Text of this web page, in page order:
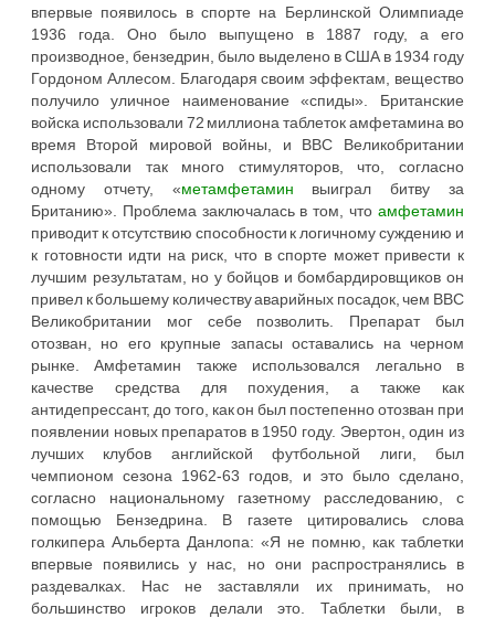
впервые появилось в спорте на Берлинской Олимпиаде
1936 года. Оно было выпущено в 1887 году, а его
производное, бензедрин, было выделено в США в 1934 году
Гордоном Аллесом. Благодаря своим эффектам, вещество
получило уличное наименование «спиды». Британские
войска использовали 72 миллиона таблеток амфетамина во
время Второй мировой войны, и ВВС Великобритании
использовали так много стимуляторов, что, согласно
одному отчету, «метамфетамин выиграл битву за
Британию». Проблема заключалась в том, что амфетамин
приводит к отсутствию способности к логичному суждению и
к готовности идти на риск, что в спорте может привести к
лучшим результатам, но у бойцов и бомбардировщиков он
привел к большему количеству аварийных посадок, чем ВВС
Великобритании мог себе позволить. Препарат был
отозван, но его крупные запасы оставались на черном
рынке. Амфетамин также использовался легально в
качестве средства для похудения, а также как
антидепрессант, до того, как он был постепенно отозван при
появлении новых препаратов в 1950 году. Эвертон, один из
лучших клубов английской футбольной лиги, был
чемпионом сезона 1962-63 годов, и это было сделано,
согласно национальному газетному расследованию, с
помощью Бензедрина. В газете цитировались слова
голкипера Альберта Данлопа: «Я не помню, как таблетки
впервые появились у нас, но они распространялись в
раздевалках. Нас не заставляли их принимать, но
большинство игроков делали это. Таблетки были, в